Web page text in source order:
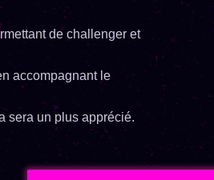
de challenger et
accompagnant le
sera un plus apprécié.